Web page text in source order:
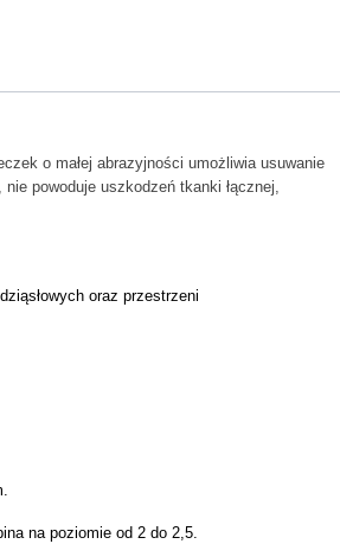
o małej abrazyjności umożliwia usuwanie
powoduje uszkodzeń tkanki łącznej,
oraz przestrzeni
na poziomie od 2 do 2,5.